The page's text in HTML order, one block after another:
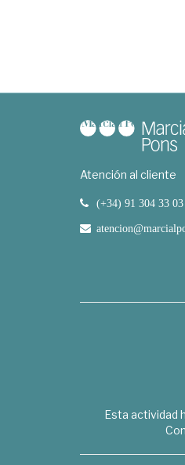
Atención al cliente
(+34) 91 304 33 03
Esta actividad